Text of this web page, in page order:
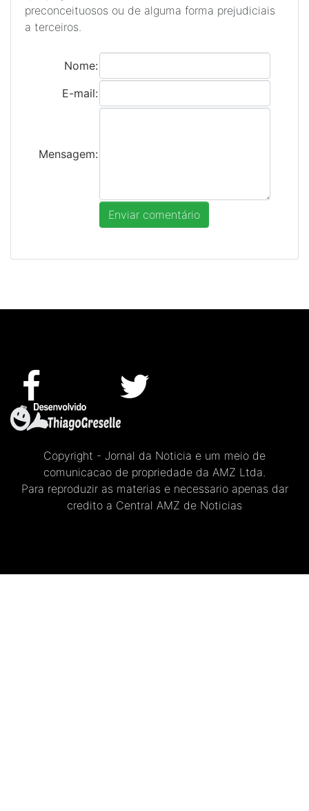
preconceituosos ou de alguma forma prejudiciais
a terceiros.
Nome:
E-mail:
Mensagem:
Copyright - Jornal da Noticia e um meio de
comunicacao de propriedade da AMZ Ltda.
Para reproduzir as materias e necessario apenas dar
credito a Central AMZ de Noticias